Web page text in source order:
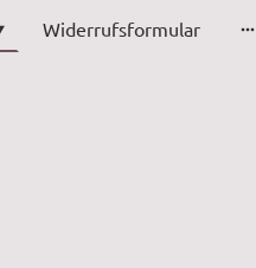
Widerrufsformular